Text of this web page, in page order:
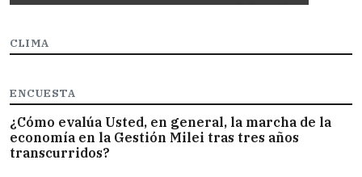
CLIMA
ENCUESTA
¿Cómo evalúa Usted, en general, la marcha de la
economía en la Gestión Milei tras tres años
transcurridos?